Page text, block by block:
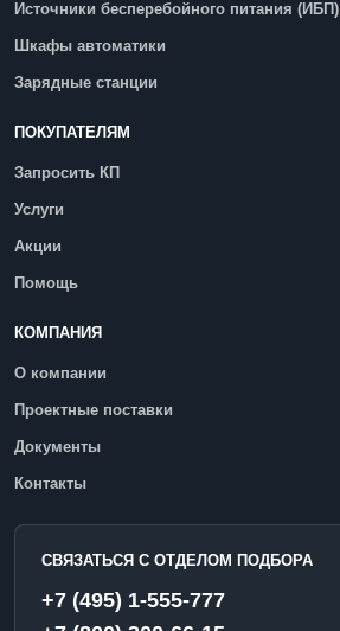
Источники бесперебойного питания (ИБП)
Шкафы автоматики
Зарядные станции
ПОКУПАТЕЛЯМ
Запросить КП
Услуги
Акции
Помощь
КОМПАНИЯ
О компании
Проектные поставки
Документы
Контакты
СВЯЗАТЬСЯ С ОТДЕЛОМ ПОДБОРА
+7 (495) 1-555-777